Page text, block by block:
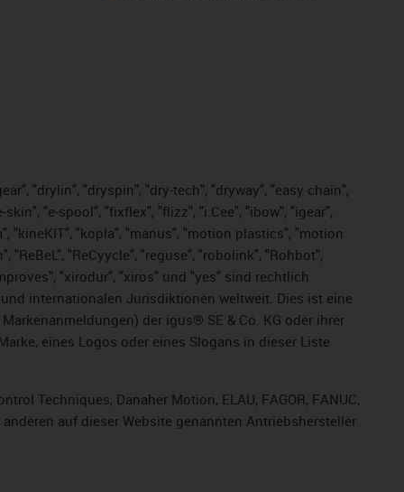
"drylin", "dryspin", "dry-tech", "dryway", "easy chain",
"e-spool", "fixflex", "flizz", "i.Cee", "ibow", "igear",
"kineKIT", "kopla", "manus", "motion plastics", "motion
"ReCyycle", "reguse", "robolink", "Rohbot",
"xirodur", "xiros" und "yes" sind rechtlich
internationalen Jurisdiktionen weltweit. Dies ist eine
der igus® SE & Co. KG oder ihrer
eines Logos oder eines Slogans in dieser Liste
Techniques, Danaher Motion, ELAU, FAGOR, FANUC,
anderen auf dieser Website genannten Antriebshersteller